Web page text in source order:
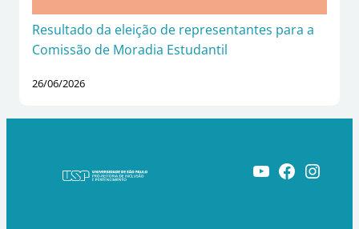
Resultado da eleição de representantes para a
Comissão de Moradia Estudantil
26/06/2026
Youtube Facebook Instagram